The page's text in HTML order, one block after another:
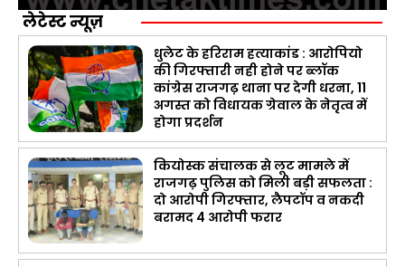
लेटेस्ट न्यूज़
धुलेट के हरिराम हत्याकांड : आरोपियो
की गिरफ्तारी नही होने पर ब्लॉक
कांग्रेस राजगढ़ थाना पर देगी धरना, 11
अगस्त को विधायक ग्रेवाल के नेतृत्व में
होगा प्रदर्शन
कियोस्क संचालक से लूट मामले में
राजगढ़ पुलिस को मिली बड़ी सफलता :
दो आरोपी गिरफ्तार, लैपटॉप व नकदी
बरामद 4 आरोपी फरार